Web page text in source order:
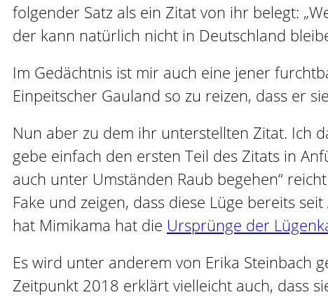
folgender Satz als ein Zitat von ihr belegt:
der kann natürlich nicht in Deutschland
Im Gedächtnis ist mir auch eine jener
Einpeitscher Gauland so zu reizen, dass er
Nun aber zu dem ihr unterstellten Zitat. Ich
gebe einfach den ersten Teil des Zitats in
auch unter Umständen Raub begehen“
Fake und zeigen, dass diese Lüge bereits
hat Mimikama hat die Ursprünge der
Es wird unter anderem von Erika Steinbach
Zeitpunkt 2018 erklärt vielleicht auch, dass